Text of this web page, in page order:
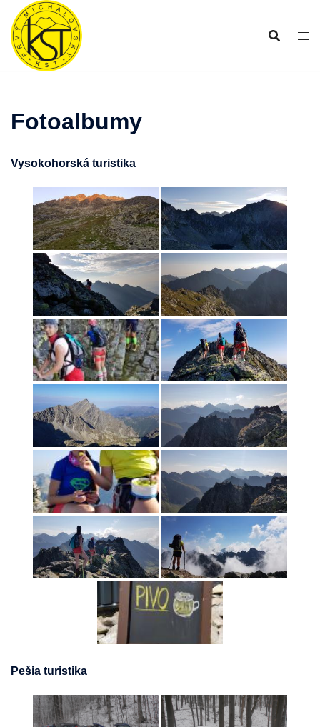
Preskočiť
obsah
Fotoalbumy
Vysokohorská turistika
Pešia turistika